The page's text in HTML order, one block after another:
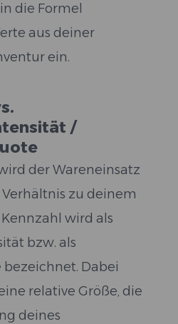
die Formel
aus deiner
ein.
/
der Wareneinsatz
zu deinem
wird als
bzw. als
Dabei
relative Größe, die
deines